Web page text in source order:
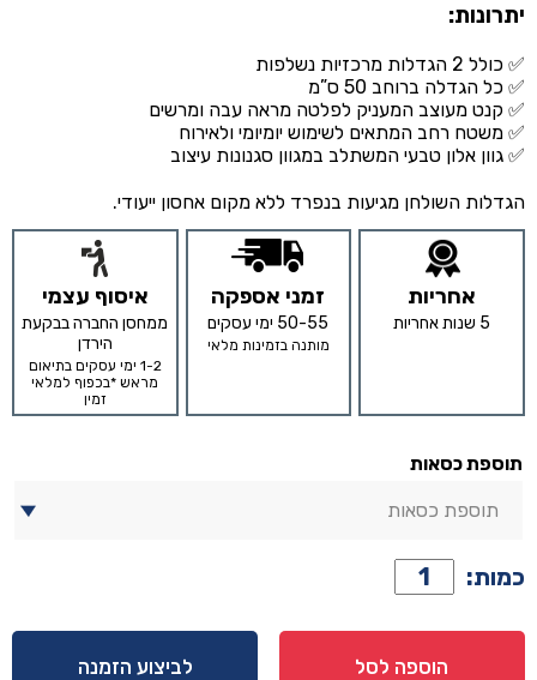
יתרונות:
✅ כולל 2 הגדלות מרכזיות נשלפות
✅ כל הגדלה ברוחב 50 ס”מ
✅ קנט מעוצב המעניק לפלטה מראה עבה ומרשים
✅ משטח רחב המתאים לשימוש יומיומי ולאירוח
✅ גוון אלון טבעי המשתלב במגוון סגנונות עיצוב
הגדלות השולחן מגיעות בנפרד ללא מקום אחסון ייעודי.
אחריות
5 שנות אחריות
זמני אספקה
50-55 ימי עסקים
מותנה בזמינות מלאי
איסוף עצמי
ממחסן החברה בבקעת
הירדן
1-2 ימי עסקים בתיאום
מראש *בכפוף למלאי
זמין
תוספת כסאות
תוספת כסאות
כמות: כמות
של
שולחן
דגם
הוספה לסל לביצוע הזמנה